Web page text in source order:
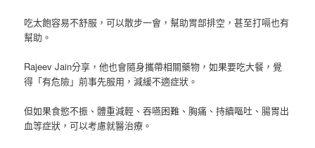
吃太飽容易不舒服，可以散步一會，幫助胃部排空，甚至打嗝也有
幫助。
Rajeev Jain分享，他也會隨身攜帶相關藥物，如果要吃大餐，覺
得「有危險」前事先服用，減緩不適症狀。
但如果食慾不振、體重減輕、吞嚥困難、胸痛、持續嘔吐、腸胃出
血等症狀，可以考慮就醫治療。